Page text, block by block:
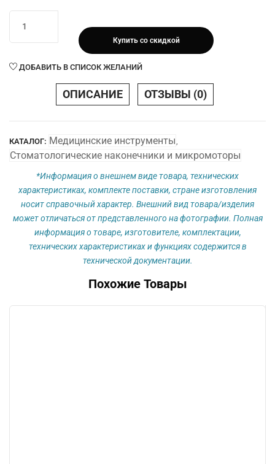
товара
Микромотор
ММП
Купить со скидкой
ДОБАВИТЬ В СПИСОК ЖЕЛАНИЙ
ОПИСАНИЕ ОТЗЫВЫ (0)
КАТАЛОГ: Медицинские инструменты
Стоматологические наконечники и микромоторы
*Информация о внешнем виде товара, технических
характеристиках, комплекте поставки, стране изготовления
носит справочный характер. Внешний вид товара/изделия
может отличаться от представленного на фотографии. Полная
информация о товаре, изготовителе, комплектации,
технических характеристиках и функциях содержится в
технической документации.
Похожие Товары